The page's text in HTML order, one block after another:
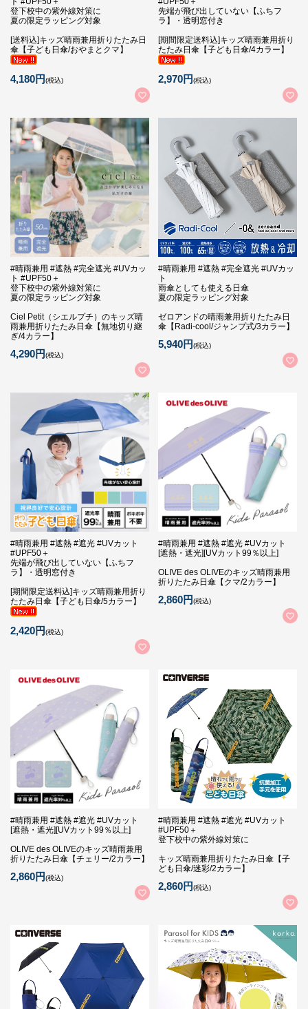
登下校中の紫外線対策に
夏の限定ラッピング対象
[送料込]キッズ晴雨兼用折りたたみ日
傘【子ども日傘/おやまとクマ】
4,180円(税込)
先端が飛び出していない【ふちフ
ラ】・透明窓付き
[期間限定送料込]キッズ晴雨兼用折り
たたみ日傘【子ども日傘/4カラー】
2,970円(税込)
#晴雨兼用 #遮熱 #完全遮光 #UVカッ
ト #UPF50＋
登下校中の紫外線対策に
夏の限定ラッピング対象
Ciel Petit（シエルプチ）のキッズ晴
雨兼用折りたたみ日傘【無地切り継
ぎ/4カラー】
4,290円(税込)
#晴雨兼用 #遮熱 #完全遮光 #UVカッ
ト
雨傘としても使える日傘
夏の限定ラッピング対象
ゼロアンドの晴雨兼用折りたたみ日
傘【Radi-cool/ジャンプ式/3カラー】
5,940円(税込)
#晴雨兼用 #遮熱 #遮光 #UVカット
#UPF50＋
先端が飛び出していない【ふちフ
ラ】・透明窓付き
[期間限定送料込]キッズ晴雨兼用折り
たたみ日傘【子ども日傘/5カラー】
2,420円(税込)
#晴雨兼用 #遮熱 #遮光 #UVカット
[遮熱・遮光][UVカット99％以上]
OLIVE des OLIVEのキッズ晴雨兼用
折りたたみ日傘【クマ/2カラー】
2,860円(税込)
#晴雨兼用 #遮熱 #遮光 #UVカット
[遮熱・遮光][UVカット99％以上]
OLIVE des OLIVEのキッズ晴雨兼用
折りたたみ日傘【チェリー/2カラー】
2,860円(税込)
#晴雨兼用 #遮熱 #遮光 #UVカット
#UPF50＋
登下校中の紫外線対策に
キッズ晴雨兼用折りたたみ日傘【子
ども日傘/迷彩/2カラー】
2,860円(税込)